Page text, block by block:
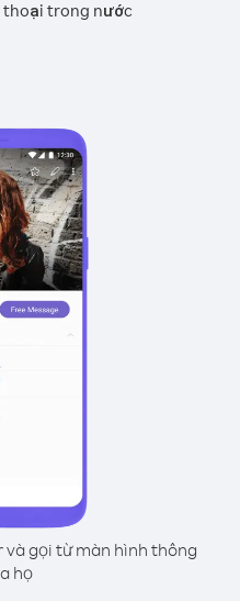
thoại trong nước
và gọi từ màn hình thông
họ